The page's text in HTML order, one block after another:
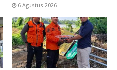
6 Agustus 2026